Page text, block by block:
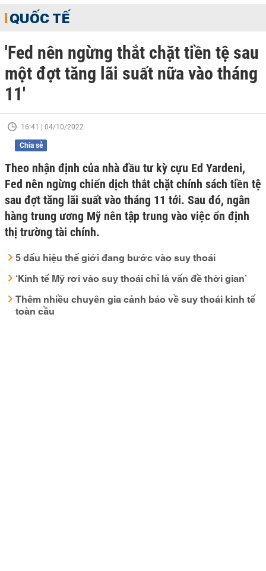
QUỐC TẾ
'Fed nên ngừng thắt chặt tiền tệ sau
một đợt tăng lãi suất nữa vào tháng
11'
16:41 | 04/10/2022
Chia sẻ
Theo nhận định của nhà đầu tư kỳ cựu Ed Yardeni,
Fed nên ngừng chiến dịch thắt chặt chính sách tiền tệ
sau đợt tăng lãi suất vào tháng 11 tới. Sau đó, ngân
hàng trung ương Mỹ nên tập trung vào việc ổn định
thị trường tài chính.
5 dấu hiệu thế giới đang bước vào suy thoái
‘Kinh tế Mỹ rơi vào suy thoái chỉ là vấn đề thời gian’
Thêm nhiều chuyên gia cảnh báo về suy thoái kinh tế
toàn cầu